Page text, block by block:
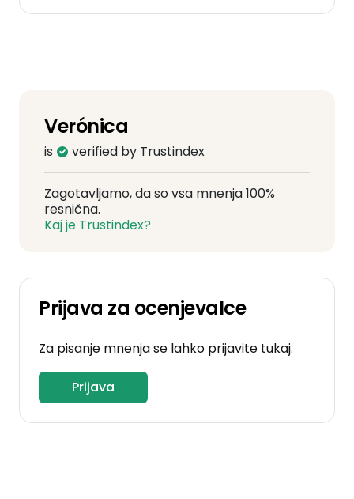
Verónica
is verified by Trustindex
Zagotavljamo, da so vsa mnenja 100%
resnična.
Kaj je Trustindex?
Prijava za ocenjevalce
Za pisanje mnenja se lahko prijavite tukaj.
Prijava